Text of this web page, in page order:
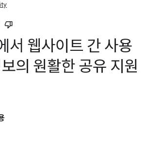
웹사이트 간 사용
의 원활한 공유 지원